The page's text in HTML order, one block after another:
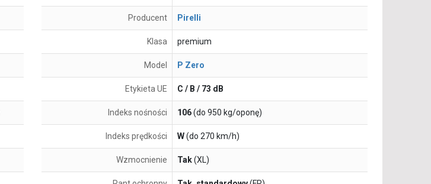
Producent Pirelli
Klasa premium
Model P Zero
Etykieta UE C / B / 73 dB
Indeks nośności 106(do 950 kg/oponę)
Indeks prędkości W(do 270 km/h)
Wzmocnienie Tak(XL)